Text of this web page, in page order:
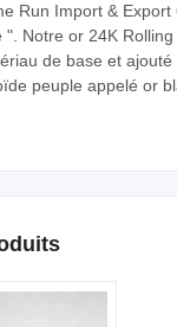
Run Import &
". Notre or 24K
de base et
peuple appelé or